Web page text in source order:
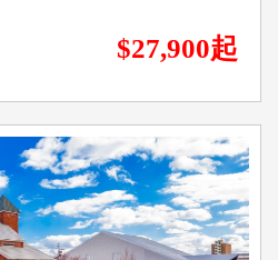
$27,900起